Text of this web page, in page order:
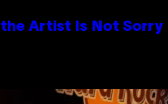
the Artist Is Not Sorry